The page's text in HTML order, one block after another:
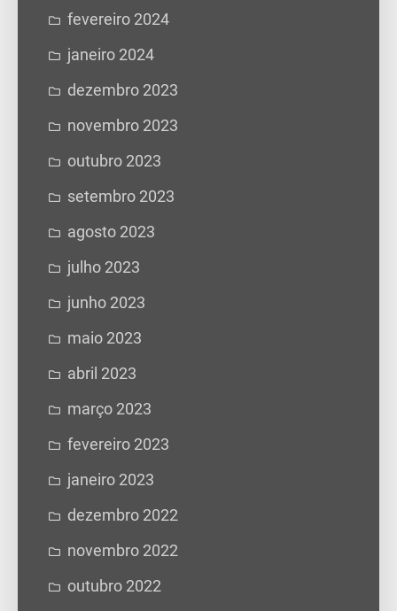
fevereiro 2024
janeiro 2024
dezembro 2023
novembro 2023
outubro 2023
setembro 2023
agosto 2023
julho 2023
junho 2023
maio 2023
abril 2023
março 2023
fevereiro 2023
janeiro 2023
dezembro 2022
novembro 2022
outubro 2022